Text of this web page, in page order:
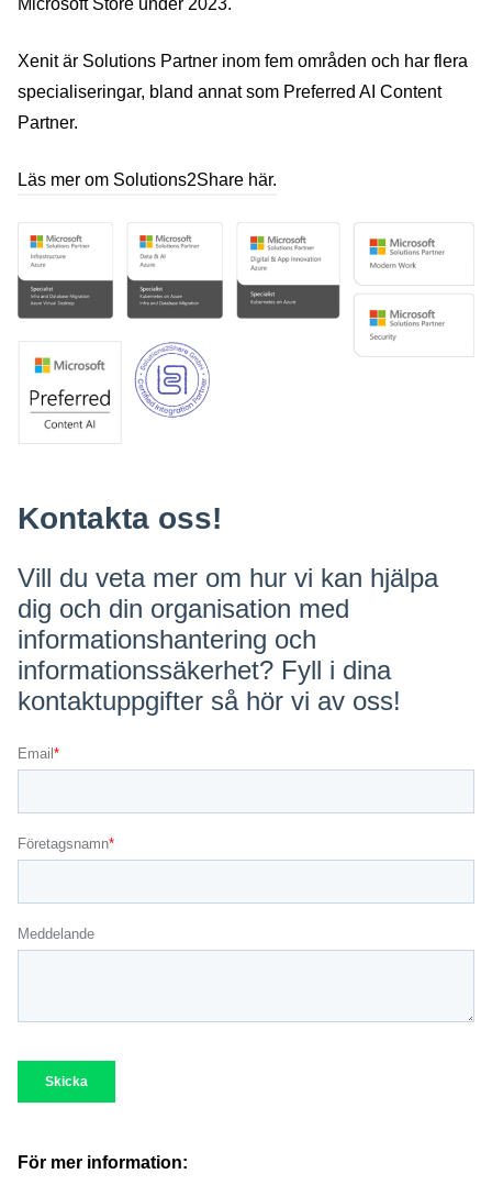
Xenit är Solutions Partner inom fem områden och har flera
specialiseringar, bland annat som Preferred AI Content
Partner.
Läs mer om Solutions2Share här.
För mer information: